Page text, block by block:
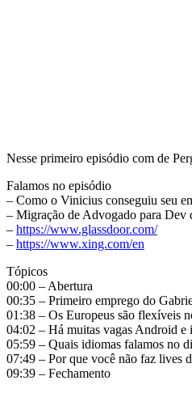
Nesse primeiro episódio com de
Falamos no episódio
– Como o Vinicius conseguiu seu
– Migração de Advogado para Dev
– https://www.glassdoor.com/
– https://www.xing.com/en
Tópicos
00:00 – Abertura
00:35 – Primeiro emprego do
01:38 – Os Europeus são flexíveis
04:02 – Há muitas vagas Android e
05:59 – Quais idiomas falamos no
07:49 – Por que você não faz lives
09:39 – Fechamento